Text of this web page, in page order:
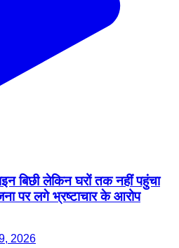
बिछी लेकिन घरों तक नहीं पहुंचा
पर लगे भ्रष्टाचार के आरोप
2026